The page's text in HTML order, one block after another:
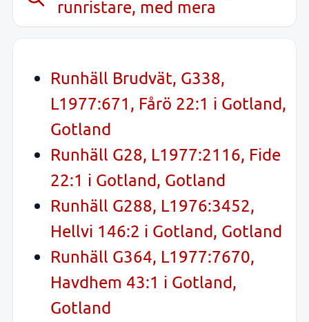
runristare, med mera
Runhäll Brudvät, G338,
L1977:671, Fårö 22:1 i Gotland,
Gotland
Runhäll G28, L1977:2116, Fide
22:1 i Gotland, Gotland
Runhäll G288, L1976:3452,
Hellvi 146:2 i Gotland, Gotland
Runhäll G364, L1977:7670,
Havdhem 43:1 i Gotland,
Gotland